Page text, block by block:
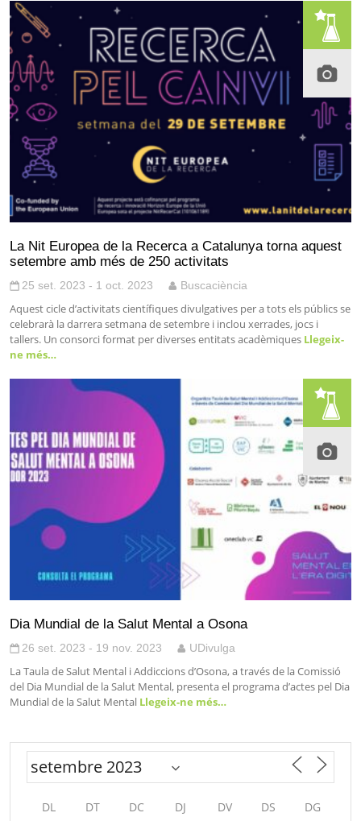
La Nit Europea de la Recerca a Catalunya torna aquest
setembre amb més de 250 activitats
25 set. 2023 - 1 oct. 2023 Buscaciència
Aquest cicle d’activitats científiques divulgatives per a tots els públics se
celebrarà la darrera setmana de setembre i inclou xerrades, jocs i
tallers. Un consorci format per diverses entitats acadèmiques Llegeix-
ne més…
Dia Mundial de la Salut Mental a Osona
26 set. 2023 - 19 nov. 2023 UDivulga
La Taula de Salut Mental i Addiccions d’Osona, a través de la Comissió
del Dia Mundial de la Salut Mental, presenta el programa d’actes pel Dia
Mundial de la Salut Mental Llegeix-ne més…
DL DT DC DJ DV DS DG